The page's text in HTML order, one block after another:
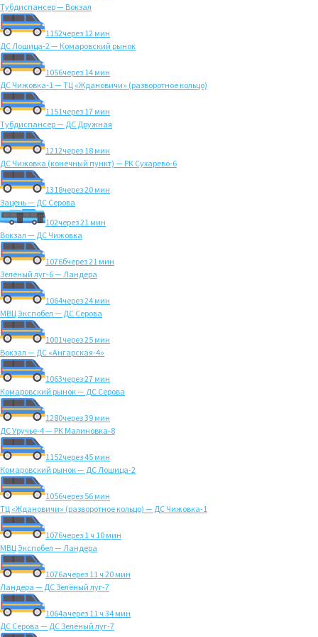
Тубдиспансер — Вокзал
1152через 12 мин
ДС Лошица-2 — Комаровский рынок
1056через 14 мин
ДС Чижовка-1 — ТЦ «Ждановичи» (разворотное кольцо)
1151через 17 мин
Тубдиспансер — ДС Дружная
1212через 18 мин
ДС Чижовка (конечный пункт) — РК Сухарево-6
1318через 20 мин
Зацень — ДС Серова
102через 21 мин
Вокзал — ДС Чижовка
1076бчерез 21 мин
Зелёный луг-6 — Ландера
1064через 24 мин
МВЦ Экспобел — ДС Серова
1001через 25 мин
Вокзал — ДС «Ангарская-4»
1063через 27 мин
Комаровский рынок — ДС Серова
1280через 39 мин
ДС Уручье-4 — РК Малиновка-8
1152через 45 мин
Комаровский рынок — ДС Лошица-2
1056через 56 мин
ТЦ «Ждановичи» (разворотное кольцо) — ДС Чижовка-1
1076через 1 ч 10 мин
МВЦ Экспобел — Ландера
1076ачерез 11 ч 20 мин
Ландера — ДС Зелёный луг-7
1064ачерез 11 ч 34 мин
ДС Серова — ДС Зелёный луг-7